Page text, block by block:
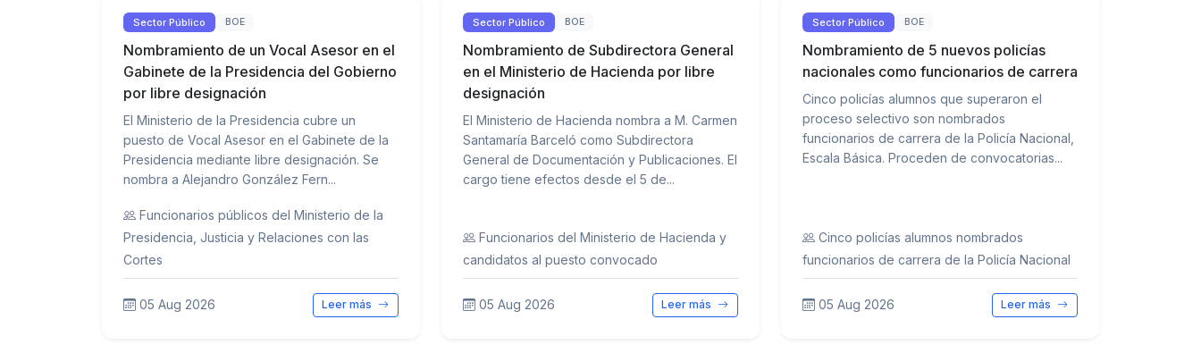
Sector Público BOE
Nombramiento de un Vocal Asesor en el
Gabinete de la Presidencia del Gobierno
por libre designación
El Ministerio de la Presidencia cubre un
puesto de Vocal Asesor en el Gabinete de la
Presidencia mediante libre designación. Se
nombra a Alejandro González Fern...
Funcionarios públicos del Ministerio de la
Presidencia, Justicia y Relaciones con las
Cortes
05 Aug 2026 Leer más
Sector Público BOE
Nombramiento de Subdirectora General
en el Ministerio de Hacienda por libre
designación
El Ministerio de Hacienda nombra a M. Carmen
Santamaría Barceló como Subdirectora
General de Documentación y Publicaciones. El
cargo tiene efectos desde el 5 de...
Funcionarios del Ministerio de Hacienda y
candidatos al puesto convocado
05 Aug 2026 Leer más
Sector Público BOE
Nombramiento de 5 nuevos policías
nacionales como funcionarios de carrera
Cinco policías alumnos que superaron el
proceso selectivo son nombrados
funcionarios de carrera de la Policía Nacional,
Escala Básica. Proceden de convocatorias...
Cinco policías alumnos nombrados
funcionarios de carrera de la Policía Nacional
05 Aug 2026 Leer más